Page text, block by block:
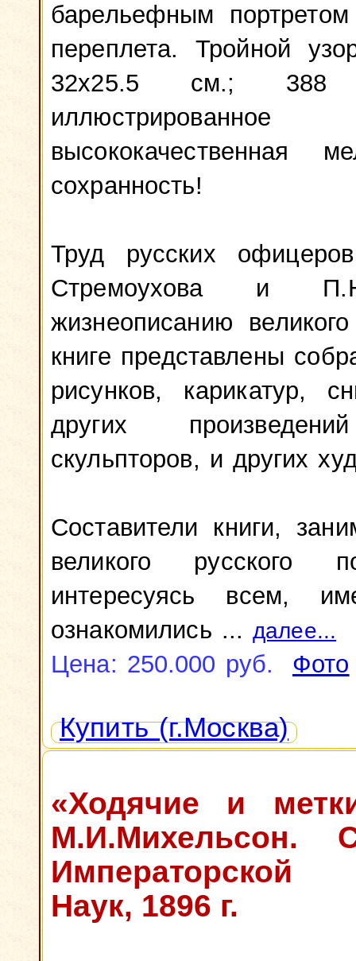
барельефным
переплета. Тройной
32x25.5 см.; 388
высококачественная
сохранность!
Труд русских
Стремоухова и
жизнеописанию
книге представлены
рисунков, карикатур,
других
скульпторов, и других
Составители книги,
великого русского
интересуясь всем,
ознакомились ... далее...
Цена: 250.000 руб. Фото
Купить (г.Москва)
«Ходячие и
М.И.Михельсон.
Императорской
Наук, 1896 г.